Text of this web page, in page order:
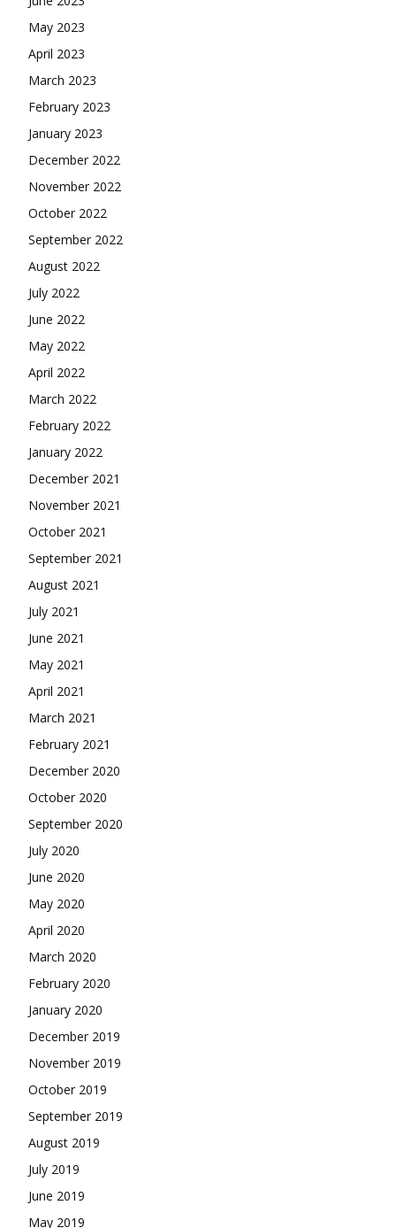
May 2023
April 2023
March 2023
February 2023
January 2023
December 2022
November 2022
October 2022
September 2022
August 2022
July 2022
June 2022
May 2022
April 2022
March 2022
February 2022
January 2022
December 2021
November 2021
October 2021
September 2021
August 2021
July 2021
June 2021
May 2021
April 2021
March 2021
February 2021
December 2020
October 2020
September 2020
July 2020
June 2020
May 2020
April 2020
March 2020
February 2020
January 2020
December 2019
November 2019
October 2019
September 2019
August 2019
July 2019
June 2019
May 2019